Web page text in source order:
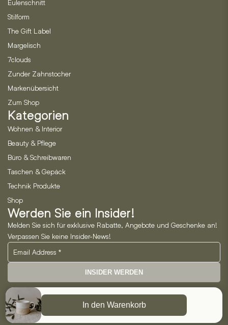
Eulenschnitt
Stilform
The Gift Label
Margelisch
7clouds
Zunder Zahnstocher
Markenübersicht
Zum Shop
Kategorien
Wohnen & Interior
Beauty & Pflege
Büro & Schreibwaren
Taschen & Gepäck
Technik Produkte
Shop
Werden Sie ein Insider!
Melden Sie sich für exklusive Rabatte, Angebote und Geschenke an!
Verpassen Sie keine Insider-News!
INSIDER WERDEN
Neo Horizon GmbH In den Warenkorb